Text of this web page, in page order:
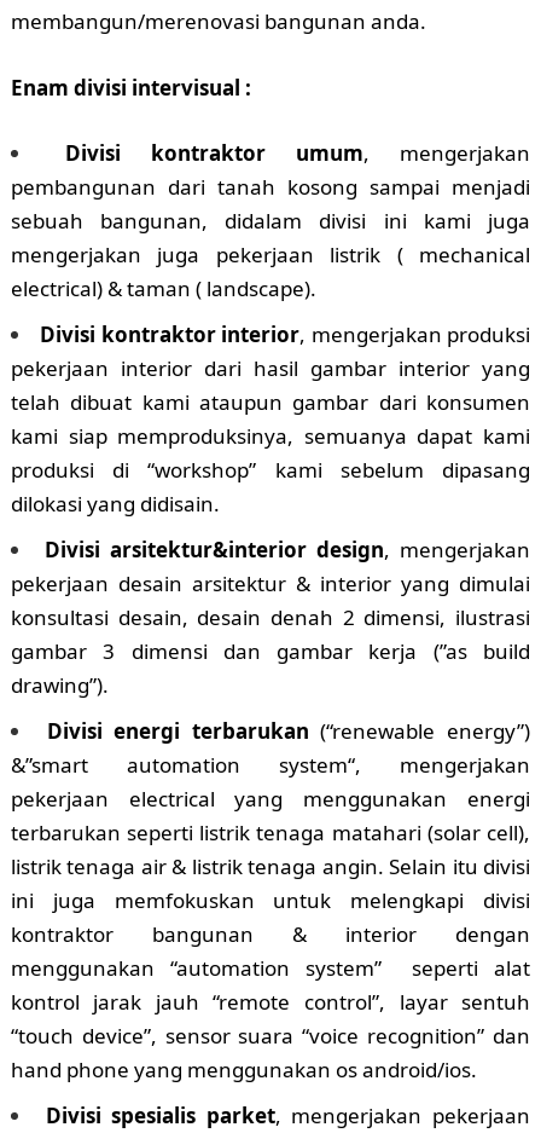
membangun/merenovasi bangunan anda.
Enam divisi intervisual :
Divisi kontraktor umum, mengerjakan
pembangunan dari tanah kosong sampai menjadi
sebuah bangunan, didalam divisi ini kami juga
mengerjakan juga pekerjaan listrik ( mechanical
electrical) & taman ( landscape).
Divisi kontraktor interior, mengerjakan produksi
pekerjaan interior dari hasil gambar interior yang
telah dibuat kami ataupun gambar dari konsumen
kami siap memproduksinya, semuanya dapat kami
produksi di “workshop” kami sebelum dipasang
dilokasi yang didisain.
Divisi arsitektur&interior design, mengerjakan
pekerjaan desain arsitektur & interior yang dimulai
konsultasi desain, desain denah 2 dimensi, ilustrasi
gambar 3 dimensi dan gambar kerja (”as build
drawing”).
Divisi energi terbarukan (“renewable energy”)
&”smart automation system“, mengerjakan
pekerjaan electrical yang menggunakan energi
terbarukan seperti listrik tenaga matahari (solar cell),
listrik tenaga air & listrik tenaga angin. Selain itu divisi
ini juga memfokuskan untuk melengkapi divisi
kontraktor bangunan & interior dengan
menggunakan “automation system” seperti alat
kontrol jarak jauh “remote control”, layar sentuh
“touch device”, sensor suara “voice recognition” dan
hand phone yang menggunakan os android/ios.
Divisi spesialis parket, mengerjakan pekerjaan